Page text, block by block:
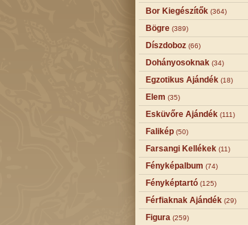
Bor Kiegészítők (364)
Bögre (389)
Díszdoboz (66)
Dohányosoknak (34)
Egzotikus Ajándék (18)
Elem (35)
Esküvőre Ajándék (111)
Falikép (50)
Farsangi Kellékek (11)
Fényképalbum (74)
Fényképtartó (125)
Férfiaknak Ajándék (29)
Figura (259)